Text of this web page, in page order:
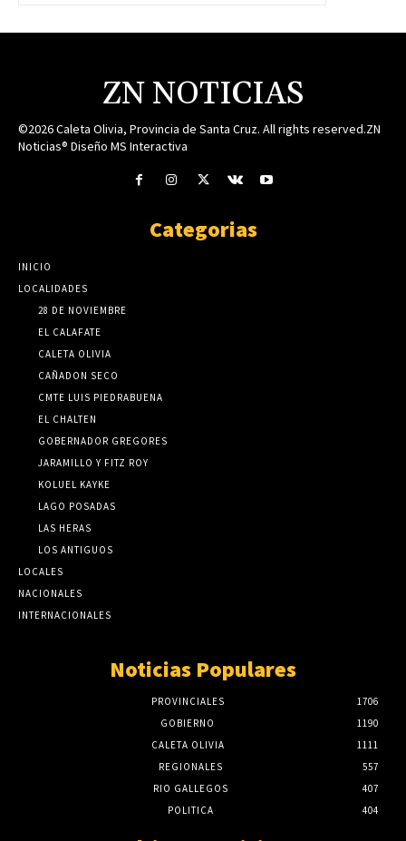
ZN NOTICIAS
©2026 Caleta Olivia, Provincia de Santa Cruz. All rights reserved.ZN
Noticias® Diseño MS Interactiva
Categorias
INICIO
LOCALIDADES
28 DE NOVIEMBRE
EL CALAFATE
CALETA OLIVIA
CAÑADON SECO
CMTE LUIS PIEDRABUENA
EL CHALTEN
GOBERNADOR GREGORES
JARAMILLO Y FITZ ROY
KOLUEL KAYKE
LAGO POSADAS
LAS HERAS
LOS ANTIGUOS
LOCALES
NACIONALES
INTERNACIONALES
Noticias Populares
PROVINCIALES
1706
GOBIERNO
1190
CALETA OLIVIA
1111
REGIONALES
557
RIO GALLEGOS
407
POLITICA
404